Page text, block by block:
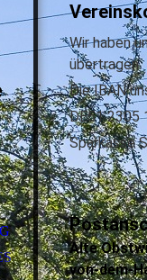
Wir haben
übertragen.
Die IBAN
DE51 2305
Sparkasse
Alte
von-dem-